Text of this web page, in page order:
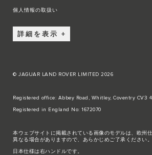
個人情報の取扱い
詳細を表示
© JAGUAR LAND ROVER LIMITED 2026
Registered office: Abbey Road, Whitley, Coventry CV3
Registered in England No: 1672070
本ウェブサイトに掲載されている画像のモデルは、欧州
異なる場合がありますので、あらかじめご了承ください。
日本仕様は右ハンドルです。